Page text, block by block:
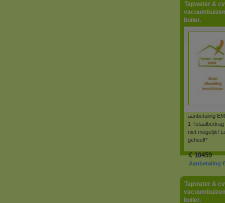
Tapwater &
boiler.
aanbetaling
1
niet mogelijk!
geheel!*
€10459
Aanbetaling
Tapwater &
boiler.